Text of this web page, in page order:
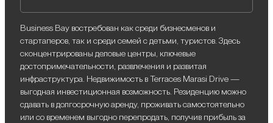
Business Bay востребован как среди бизнесменов и
стартаперов, так и среди семей с детьми, туристов. Здесь
сконцентрированы деловые центры, ключевые
достопримечательности, развлечения и развитая
инфраструктура. Недвижимость в Terraces Marasi Drive —
выгодная инвестиционная возможность. Резиденцию можно
сдавать в долгосрочную аренду, проживать самостоятельно
или со временем выгодно перепродать, получив прибыль за